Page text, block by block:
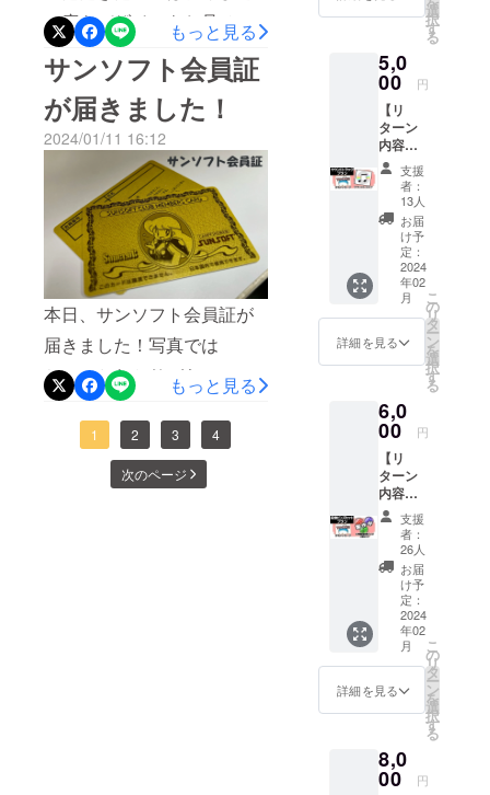
で…そっと伏せておきま
す。＜ 中身 ＞それでは中身
を見てまいりましょう！中
にはレコード盤が1枚と、収
録曲リストが一枚（両面印
刷）入っております。気に
なるレコード盤の色です
が、一応ゴールドでござい
ます。………。私的には
ちょっとからしっぽ……げ
ふっげふんっす…すみませ
ん、気を取り直しまして、
袋から出してみます！指紋
す…なかなかのツヤ感…写
真ではわかりづらいです
へべ饅頭を作りながら教え
てくれた！その時の感動を
伝えたい！そう思い、まず
は座談会のお茶請け用にへ
べのお饅頭を作っていただ
けないか、お願いをしてみ
ました。すると、なんと、
快く引き受けてくださった
のです！野村さん、ありが
とうございます！野村さん
のこだわりは「すべて手作
り」。ひとつひとつ心を込
めて作るこだわりのお菓子
していただいた全身へべは
量産には不向きでございま
らは前後パーツをくっつけ
る前の状態が届きました。
後工程（接着）へ進めるた
めの確認用でございます
ね。ちょっと注目していた
だきたいのがですね、後ろ
パーツの「MADE IN
JAPAN」の刻印でございま
す。そう、この金カセッ
ト、国内製造なのでござい
ます！海外で製造する場
合、この「MADE IN
JAPAN」が刻めません。だ
けどオリジナルには
「MADE IN JAPAN」…うぅ
…じゃあ「MADE IN
一度もデザインをお見せで
きなかった「ピンバッジ」
でございます！なぜデザイ
ンを発表できなかったかと
言いますと、納期ギリギリ
の発注期限まで、デザイン
を変更しまくっていたから
です！そのせいでタイミン
グを逃してしまいました…
ピンバッジ…仕上がりのイ
メージが本当にしづらかっ
たのです。だから製作会社
の担当様に相談しまくっ
て、デザイナーとあーでも
ないこーでもないと変更し
まくって、気づけば「納期
もっと見る
サンソフト会員証
が届きました！
2024/01/11 16:12
本日、サンソフト会員証が
届きました！写真では
ちょっとわかりづらいので
すが、キラキラなゴールド
カード仕様に加え…なん
と、右側の『CAMPFIRE限
もっと見る
1 2 3 4
次のページ
ンドト
コード
盤［一
般販売
予定価
格：未
定］ ・
お礼
メッ
セージ -
-----------
-----------
-----------
-----------
-------- ※
ゲーム
本体は
含まれ
くださ
い。
選
択
す
る
5,0
00 円
【リ
ターン
内容】
・サウ
ンドト
ラック
［一般
販売予
定価
格：未
定］ ・
お礼
メッ
セージ -
-----------
-----------
-----------
-------- ※
ゲーム
本体は
含まれ
ません
ので、
ご注意
くださ
い。
※「サウ
ンドト
ラッ
ク」
は、
「Stea
m版 DL
イルス
トレー
支援
者：
13人
お届
け予
定：
2024
年02
月
詳細を見る
こ
の
リ
タ
ー
ン
を
選
択
す
る
6,0
00 円
【リ
ターン
内容】
・CF限
定記念
ピンズ3
個セッ
ト ・お
礼メッ
セージ
支援
者：
26人
お届
け予
定：
2024
年02
月
詳細を見る
こ
の
リ
タ
ー
ン
を
選
択
す
る
8,0
00 円